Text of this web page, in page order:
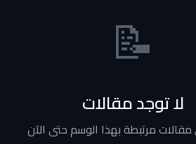
📝
لا توجد مقالات
مرتبطة بهذا الوسم حتى الآن